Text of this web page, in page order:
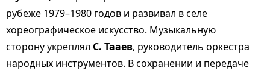
рубеже 1979–1980 годов и развивал в селе
хореографическое искусство. Музыкальную
сторону укреплял С. Тааев, руководитель оркестра
народных инструментов. В сохранении и передаче